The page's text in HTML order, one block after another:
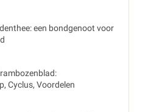
een bondgenoot voor
Cyclus, Voordelen